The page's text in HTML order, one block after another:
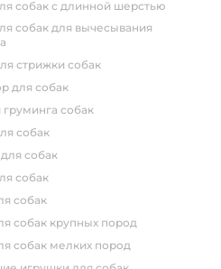
собак с длинной шерстью
стрижки собак
для собак
груминга собак
собак
для собак
собак
собак
собак крупных пород
собак мелких пород